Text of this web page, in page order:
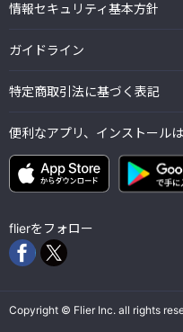
情報セキュリティ基本方針
ガイドライン
特定商取引法に基づく表記
便利なアプリ、インストール
flierをフォロー
Copyright © Flier Inc. all rights